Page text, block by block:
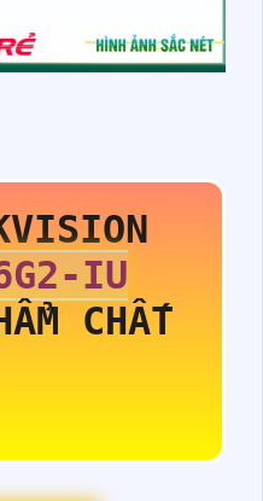
IU
CHẤT